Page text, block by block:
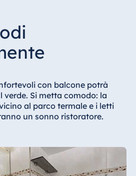
con balcone potrà
verde. Si metta comodo: la
al parco termale e i letti
un sonno ristoratore.